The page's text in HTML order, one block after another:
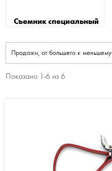
Съемник специальный
Продажи, от большего к меньшему
Показано 1-6 из 6